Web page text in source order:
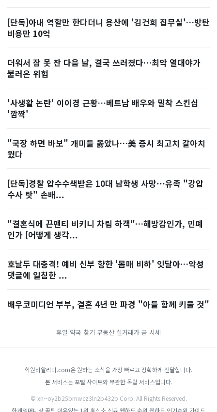
[단독]아내 역할만 한다더니 용산에 '김건희 집무실'…방탄
비용만 10억
더워서 잠 못 잔 다음 날, 결국 쓰러졌다…최악 열대야가
불러온 위험
'사생활 논란' 이이경 근황…베트남 배우와 밀착 스킨십
'깜짝'
"국장 하면 바보" 개미들 옳았나…美 증시 최고치 갈아치
웠다
[단독]경찰 압수수색받은 10대 남학생 사망···유족 "강압
수사 탓" 손배...
"결혼식에 끈팬티 비키니 차림 하객"…해방감인가, 민폐
인가 [어떻게 생각...
호날두 대충격! 예비 신부 향한 '몸매 비하' 잇달아…악성
댓글에 일침한 ...
배우코미디언 부부, 결혼 4년 만 파경 "아들 함께 키울 것"
휴일 약국 찾기 부동산 실거래가 금 시세
학원비알리미.com은 원하는 소식을 가장 빠르고 정확하게 전달합니다.
본 서비스는 포털 사이트와 무관한 독립 서비스입니다.
© xn--oy2b25bmwcz3ln2b432b Corp. All Rights Reserved.
한게임머니상꿀팁 이유있는 1위 흥신소 신규 웹하드 순위 웹하드 인기순위 가이드